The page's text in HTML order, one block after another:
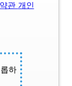
관 개인
하